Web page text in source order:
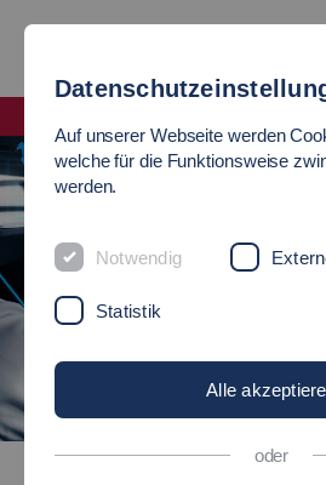
Auf unserer Webseite werden
welche für die Funktionsweise
werden.
Notwendig
Statistik
Alle
oder